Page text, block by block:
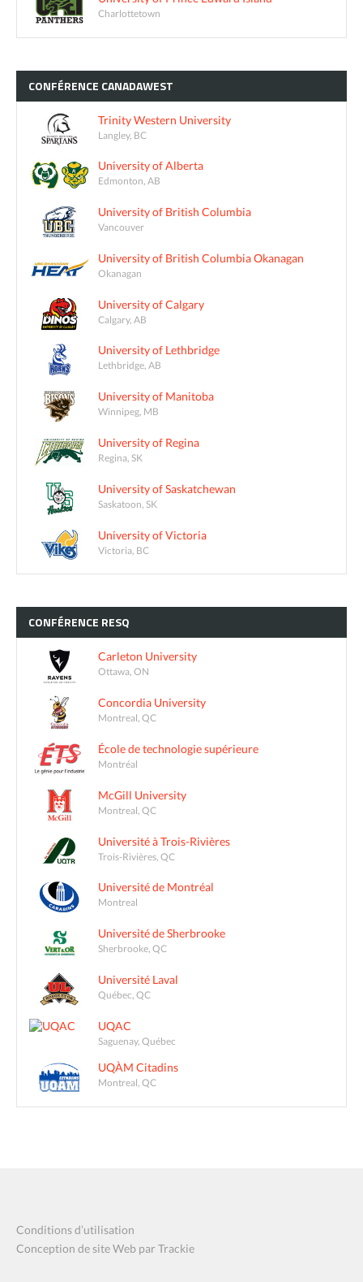
Charlottetown
CONFÉRENCE CANADAWEST
Trinity Western University
Langley, BC
University of Alberta
Edmonton, AB
University of British Columbia
Vancouver
University of British Columbia Okanagan
Okanagan
University of Calgary
Calgary, AB
University of Lethbridge
Lethbridge, AB
University of Manitoba
Winnipeg, MB
University of Regina
Regina, SK
University of Saskatchewan
Saskatoon, SK
University of Victoria
Victoria, BC
CONFÉRENCE RESQ
Carleton University
Ottawa, ON
Concordia University
Montreal, QC
École de technologie supérieure
Montréal
McGill University
Montreal, QC
Université à Trois-Rivières
Trois-Rivières, QC
Université de Montréal
Montreal
Université de Sherbrooke
Sherbrooke, QC
Université Laval
Québec, QC
UQAC
Saguenay, Québec
UQÀM Citadins
Montreal, QC
Conditions d’utilisation
Conception de site Web par Trackie